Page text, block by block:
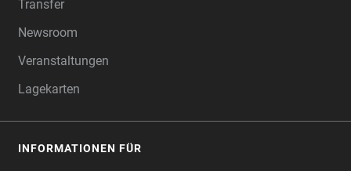
Transfer
Newsroom
Veranstaltungen
Lagekarten
INFORMATIONEN FÜR